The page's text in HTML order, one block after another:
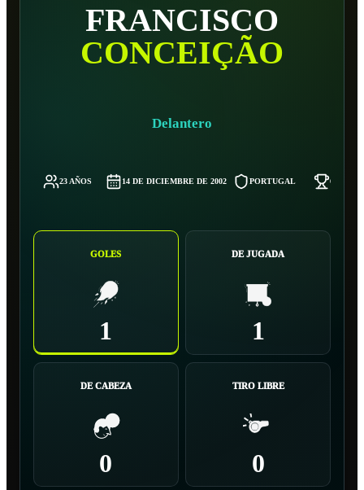
FRANCISCO
CONCEIÇÃO
Delantero
23 AÑOS 14 DE DICIEMBRE DE 2002 PORTUGAL 64 KG
GOLES
1
DE JUGADA
1
DE CABEZA
0
TIRO LIBRE
0